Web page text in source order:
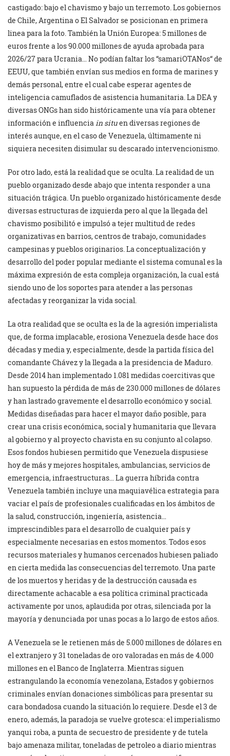
castigado: bajo el chavismo y bajo un terremoto. Los gobiernos
de Chile, Argentina o El Salvador se posicionan en primera
linea para la foto. También la Unión Europea: 5 millones de
euros frente a los 90.000 millones de ayuda aprobada para
2026/27 para Ucrania… No podían faltar los “samariOTANos“ de
EEUU, que también envían sus medios en forma de marines y
demás personal, entre el cual cabe esperar agentes de
inteligencia camuflados de asistencia humanitaria. La DEA y
diversas ONGs han sido históricamente una vía para obtener
información e influenciain situen diversas regiones de
interés aunque, en el caso de Venezuela, últimamente ni
siquiera necesiten disimular su descarado intervencionismo.
Por otro lado, está la realidad que se oculta. La realidad de un
pueblo organizado desde abajo que intenta responder a una
situación trágica. Un pueblo organizado históricamente desde
diversas estructuras de izquierda pero al que la llegada del
chavismo posibilitó e impulsó a tejer multitud de redes
organizativas en barrios, centros de trabajo, comunidades
campesinas y pueblos originarios. La conceptualización y
desarrollo del poder popular mediante el sistema comunal es la
máxima expresión de esta compleja organización, la cual está
siendo uno de los soportes para atender a las personas
afectadas y reorganizar la vida social.
La otra realidad que se oculta es la de la agresión imperialista
que, de forma implacable, erosiona Venezuela desde hace dos
décadas y media y, especialmente, desde la partida física del
comandante Chávez y la llegada a la presidencia de Maduro.
Desde 2014 han implementado 1.081 medidas coercitivas que
han supuesto la pérdida de más de 230.000 millones de dólares
y han lastrado gravemente el desarrollo económico y social.
Medidas diseñadas para hacer el mayor daño posible, para
crear una crisis económica, social y humanitaria que llevara
al gobierno y al proyecto chavista en su conjunto al colapso.
Esos fondos hubiesen permitido que Venezuela dispusiese
hoy de más y mejores hospitales, ambulancias, servicios de
emergencia, infraestructuras… La guerra híbrida contra
Venezuela también incluye una maquiavélica estrategia para
vaciar el país de profesionales cualificadas en los ámbitos de
la salud, construcción, ingeniería, asistencia…
imprescindibles para el desarrollo de cualquier país y
especialmente necesarias en estos momentos. Todos esos
recursos materiales y humanos cercenados hubiesen paliado
en cierta medida las consecuencias del terremoto. Una parte
de los muertos y heridas y de la destrucción causada es
directamente achacable a esa política criminal practicada
activamente por unos, aplaudida por otras, silenciada por la
mayoría y denunciada por unas pocas a lo largo de estos años.
A Venezuela se le retienen más de 5.000 millones de dólares en
el extranjero y 31 toneladas de oro valoradas en más de 4.000
millones en el Banco de Inglaterra. Mientras siguen
estrangulando la economía venezolana, Estados y gobiernos
criminales envían donaciones simbólicas para presentar su
cara bondadosa cuando la situación lo requiere. Desde el 3 de
enero, además, la paradoja se vuelve grotesca: el imperialismo
yanqui roba, a punta de secuestro de presidente y de tutela
bajo amenaza militar, toneladas de petroleo a diario mientras